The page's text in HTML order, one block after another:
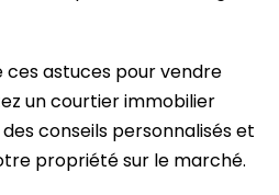
astuces pour vendre
un courtier immobilier
conseils personnalisés et
propriété sur le marché.